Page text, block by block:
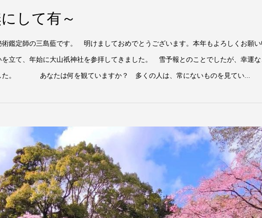
して有～
術鑑定師の三島藍です。 明けましておめでとうございます。本年もよろしくお願
立て、年始に大山祇神社を参拝してきました。 雪予報とのことでしたが、幸運
た。 あなたは何を観ていますか？ 多くの人は、常にないものを見てい...